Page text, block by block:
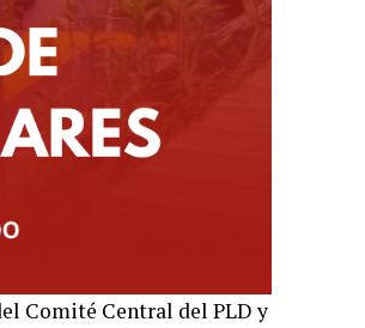
Comité Central del PLD y